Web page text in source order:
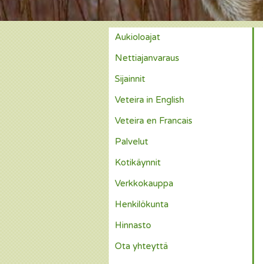
Aukioloajat
Nettiajanvaraus
Sijainnit
Veteira in English
Veteira en Francais
Palvelut
Kotikäynnit
Verkkokauppa
Henkilökunta
Hinnasto
Ota yhteyttä